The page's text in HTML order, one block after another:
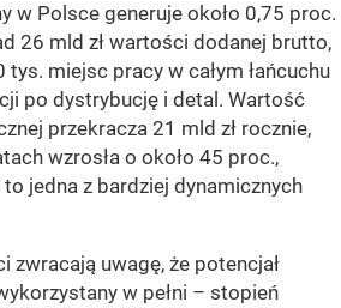
w Polsce generuje około 0,75 proc.
26 mld zł wartości dodanej brutto,
miejsc pracy w całym łańcuchu
po dystrybucję i detal. Wartość
przekracza 21 mld zł rocznie,
wzrosła o około 45 proc.,
jedna z bardziej dynamicznych
zwracają uwagę, że potencjał
w pełni – stopień